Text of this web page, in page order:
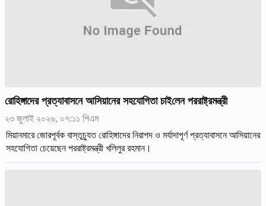
রোহিঙ্গাদের প্রত্যাবাসনে আসিয়ানের সহযোগিতা চাই‌লেন পররাষ্ট্রমন্ত্রী
২৩ জুলাই ২০২৬, ০৭:১১ পিএম
মিয়ানমারে জোরপূর্বক বাস্তুচ্যুত রোহিঙ্গাদের নিরাপদ ও মর্যাদাপূর্ণ প্রত্যাবাসনে আসিয়ানের
সহযোগিতা চেয়েছেন পররাষ্ট্রমন্ত্রী খলিলুর রহমান।